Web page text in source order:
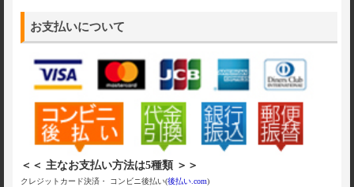
お支払いについて
＜＜ 主なお支払い方法は5種類 ＞＞
クレジットカード決済・ コンビニ後払い(後払い.com)